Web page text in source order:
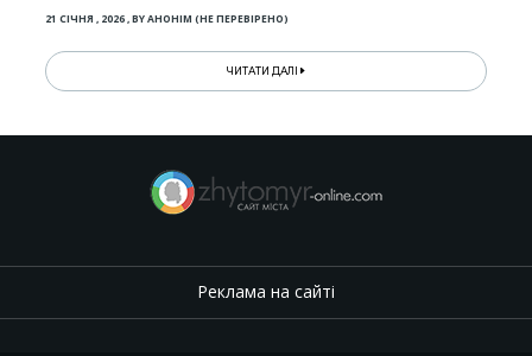
21 СІЧНЯ , 2026,BYАНОНІМ (НЕ ПЕРЕВІРЕНО)
ЧИТАТИ ДАЛІ
Реклама на сайті